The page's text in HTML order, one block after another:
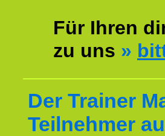
Für Ihren
zu uns »
Der Trainer
Teilnehmer